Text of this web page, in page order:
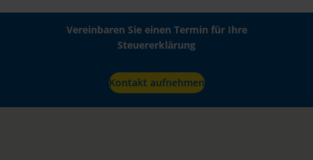
Vereinbaren Sie einen Termin für Ihre
Steuererklärung
Kontakt aufnehmen